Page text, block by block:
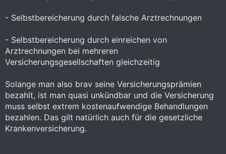
- Selbstbereicherung durch falsche Arztrechnungen
- Selbstbereicherung durch einreichen von
Arztrechnungen bei mehreren
Versicherungsgesellschaften gleichzeitig
Solange man also brav seine Versicherungsprämien
bezahlt, ist man quasi unkündbar und die Versicherung
muss selbst extrem kostenaufwendige Behandlungen
bezahlen. Das gilt natürlich auch für die gesetzliche
Krankenversicherung.